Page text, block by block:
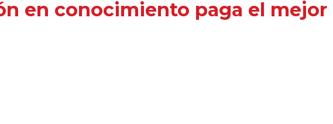
en conocimiento paga el mejor